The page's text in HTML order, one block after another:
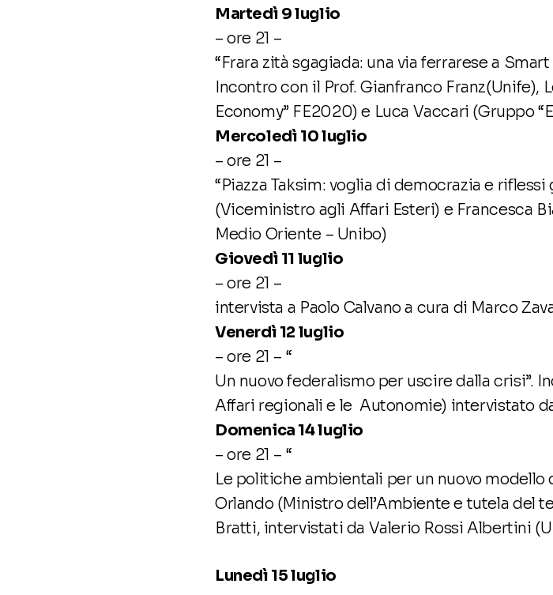
Martedì 9 luglio
– ore 21 –
“Frara zità sgagiada: una via ferrarese a Smart
Incontro con il Prof. Gianfranco Franz(Unife),
Economy” FE2020) e Luca Vaccari (Gruppo
Mercoledì 10 luglio
– ore 21 –
“Piazza Taksim: voglia di democrazia e
(Viceministro agli Affari Esteri) e Francesca
Medio Oriente – Unibo)
Giovedì 11 luglio
– ore 21 –
intervista a Paolo Calvano a cura di Marco
Venerdì 12 luglio
– ore 21 – “
Un nuovo federalismo per uscire dalla crisi”.
Affari regionali e le Autonomie) intervistato
Domenica 14 luglio
– ore 21 – “
Le politiche ambientali per un nuovo modello
Orlando (Ministro dell’Ambiente e tutela del
Bratti, intervistati da Valerio Rossi Albertini
Lunedì 15 luglio